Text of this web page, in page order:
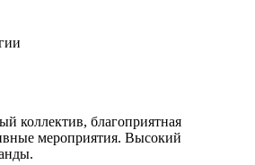
коллектив, благоприятная
мероприятия. Высокий